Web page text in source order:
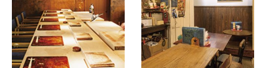
2026年1月号「猫がいれば、幸せ」
2025年12月号「お酒の新常識。」